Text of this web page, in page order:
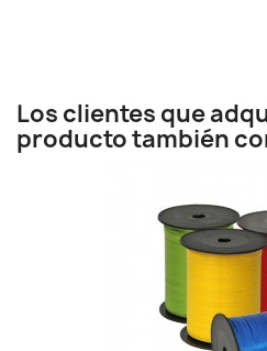
Los clientes que
producto también